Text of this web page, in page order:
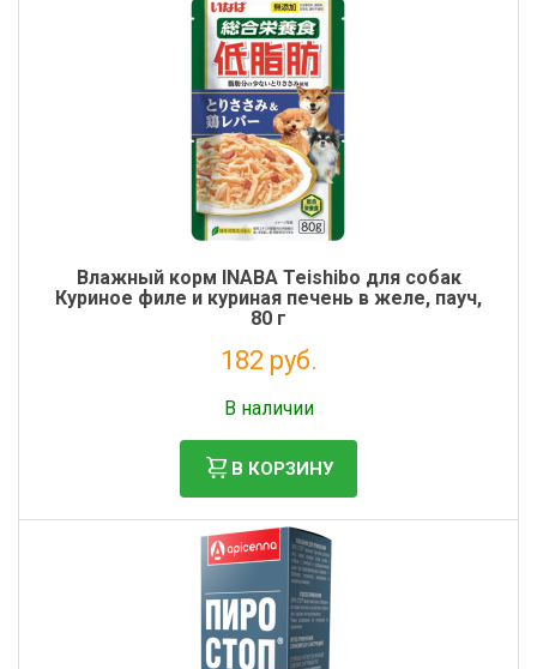
Влажный корм INABA Teishibo для собак
Куриное филе и куриная печень в желе, пауч,
80 г
182 руб.
В наличии
В КОРЗИНУ